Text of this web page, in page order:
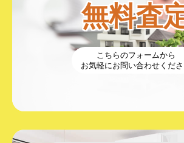
無料査
こちらのフォームから
お気軽にお問い合わせくだ